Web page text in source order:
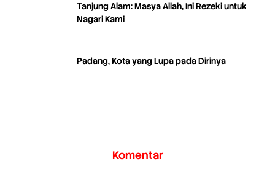
Tanjung Alam: Masya Allah, Ini Rezeki untuk
Nagari Kami
Padang, Kota yang Lupa pada Dirinya
Komentar